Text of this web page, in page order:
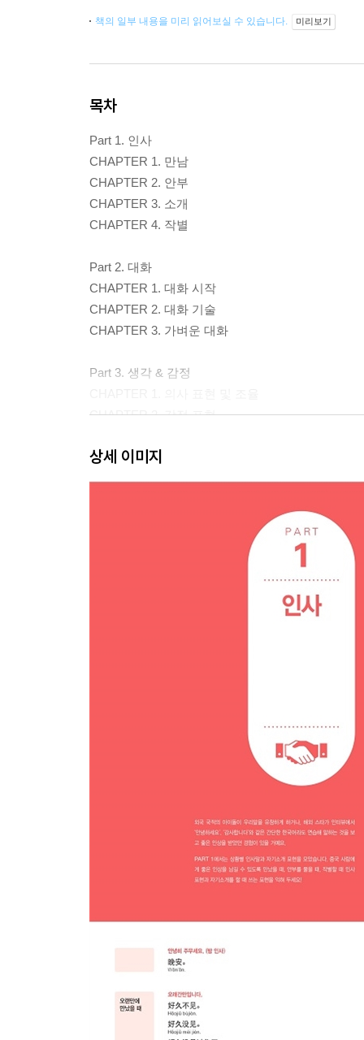
책의 일부 내용을 미리 읽어보실 수 있습니다. 미리보기
목차
Part 1. 인사
CHAPTER 1. 만남
CHAPTER 2. 안부
CHAPTER 3. 소개
CHAPTER 4. 작별
Part 2. 대화
CHAPTER 1. 대화 시작
CHAPTER 2. 대화 기술
CHAPTER 3. 가벼운 대화
Part 3. 생각 & 감정
CHAPTER 2. 감정 표현
Part 4. 인간관계
CHAPTER 1. 감사
CHAPTER 2. 음식점
CHAPTER 2. 물건 고르기
CHAPTER 4. 교환과 환불
Part 8. 교통
CHAPTER 1. 버스
상세 이미지